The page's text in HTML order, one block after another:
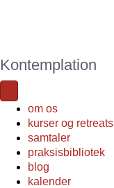
Kontemplation
om os
kurser og retreats
samtaler
praksisbibliotek
blog
kalender